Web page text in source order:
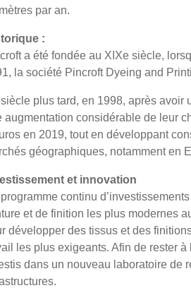
par an.
:
a été fondée au XIXe siècle,
la société Pincroft Dyeing and
plus tard, en 1998, après avoir
augmentation considérable de leur
en 2019, tout en développant
géographiques, notamment en
et innovation
continu
et de finition les plus modernes
développer des tissus et des
les plus exigeants. Afin de rester
dans un nouveau laboratoire de